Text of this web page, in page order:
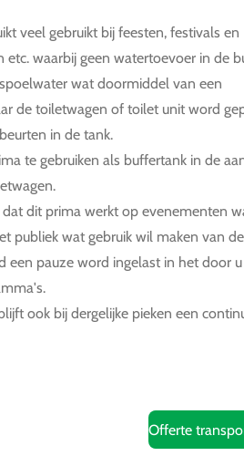
veel gebruikt bij feesten, festivals en
etc. waarbij geen watertoevoer in de
wat doormiddel van een
de toiletwagen of toilet unit word
in de tank.
te gebruiken als buffertank in de
dit prima werkt op evenementen
publiek wat gebruik wil maken van
een pauze word ingelast in het door u
ook bij dergelijke pieken een
Offerte